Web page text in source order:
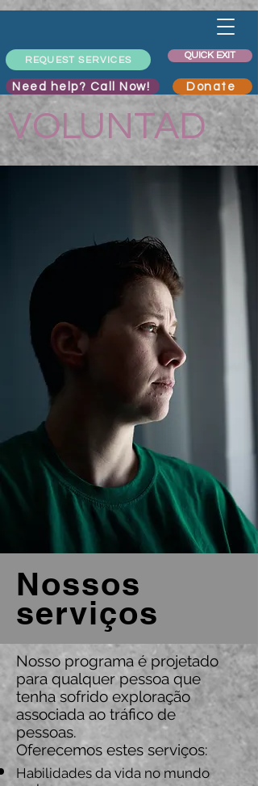
REQUEST SERVICES
Need help? Call Now!
QUICK EXIT
Donate
VOLUNTAD
Nossos
serviços
Nosso programa é projetado
para qualquer pessoa que
tenha sofrido exploração
associada ao tráfico de
pessoas.
Oferecemos estes serviços:
Habilidades da vida no mundo